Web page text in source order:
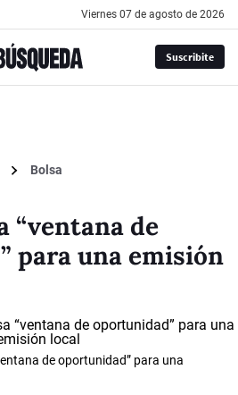
viernes 07 de agosto de 2026
Suscribite
Bolsa
“ventana de
para una emisión
de oportunidad” para una